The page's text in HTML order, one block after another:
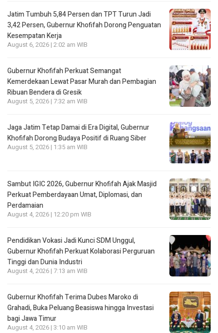
Jatim Tumbuh 5,84 Persen dan TPT Turun Jadi
3,42 Persen, Gubernur Khofifah Dorong Penguatan
Kesempatan Kerja
August 6, 2026 | 2:02 am WIB
Gubernur Khofifah Perkuat Semangat
Kemerdekaan Lewat Pasar Murah dan Pembagian
Ribuan Bendera di Gresik
August 5, 2026 | 7:32 am WIB
Jaga Jatim Tetap Damai di Era Digital, Gubernur
Khofifah Dorong Budaya Positif di Ruang Siber
August 5, 2026 | 1:35 am WIB
Sambut IGIC 2026, Gubernur Khofifah Ajak Masjid
Perkuat Pemberdayaan Umat, Diplomasi, dan
Perdamaian
August 4, 2026 | 12:20 pm WIB
Pendidikan Vokasi Jadi Kunci SDM Unggul,
Gubernur Khofifah Perkuat Kolaborasi Perguruan
Tinggi dan Dunia Industri
August 4, 2026 | 7:13 am WIB
Gubernur Khofifah Terima Dubes Maroko di
Grahadi, Buka Peluang Beasiswa hingga Investasi
bagi Jawa Timur
August 4, 2026 | 3:10 am WIB